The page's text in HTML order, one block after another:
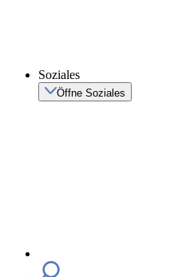
Soziales
Öffne Soziales